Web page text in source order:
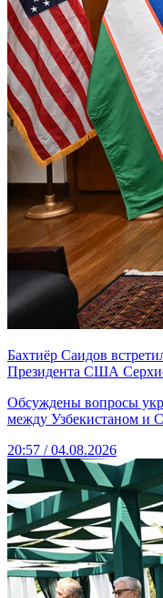
Бахтиёр Саидов
Президента США
Обсуждены вопросы
между Узбекистаном
20:57 / 04.08.2026